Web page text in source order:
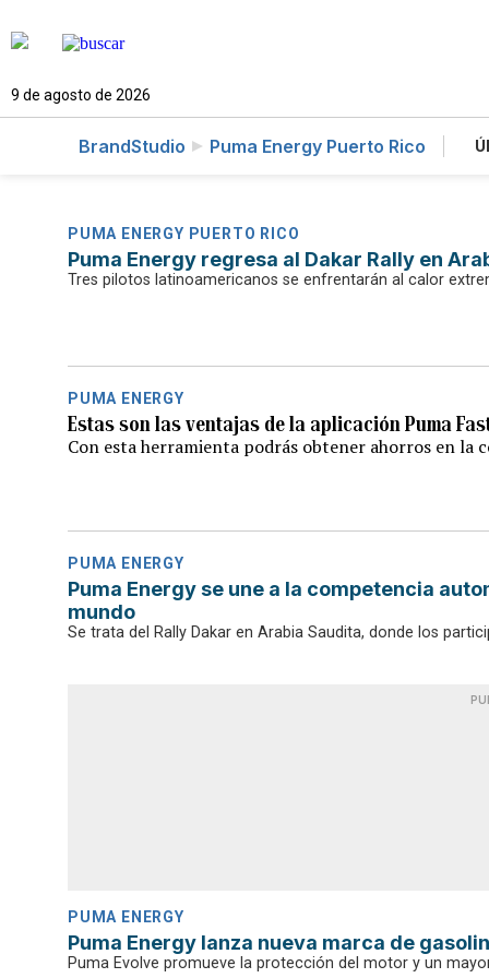
9 de agosto de 2026
BrandStudio Puma Energy Puerto Rico
PUMA ENERGY PUERTO RICO
Puma Energy regresa al Dakar Rally en
Tres pilotos latinoamericanos se enfrentarán al calor
PUMA ENERGY
Estas son las ventajas de la aplicación Puma
Con esta herramienta podrás obtener ahorros en la
PUMA ENERGY
Puma Energy se une a la competencia
mundo
Se trata del Rally Dakar en Arabia Saudita, donde los
PUMA ENERGY
Puma Energy lanza nueva marca de
Puma Evolve promueve la protección del motor y un